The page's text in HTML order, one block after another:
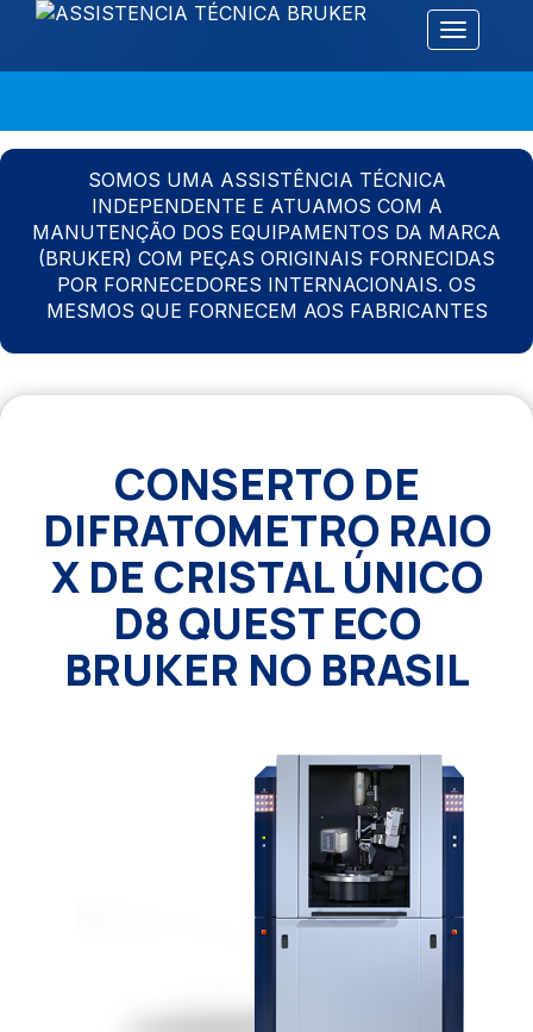
Alternar
SOMOS UMA ASSISTÊNCIA TÉCNICA
INDEPENDENTE E ATUAMOS COM A
MANUTENÇÃO DOS EQUIPAMENTOS DA MARCA
(BRUKER) COM PEÇAS ORIGINAIS FORNECIDAS
POR FORNECEDORES INTERNACIONAIS. OS
MESMOS QUE FORNECEM AOS FABRICANTES
CONSERTO DE
DIFRATOMETRO RAIO
X DE CRISTAL ÚNICO
D8 QUEST ECO
BRUKER NO BRASIL